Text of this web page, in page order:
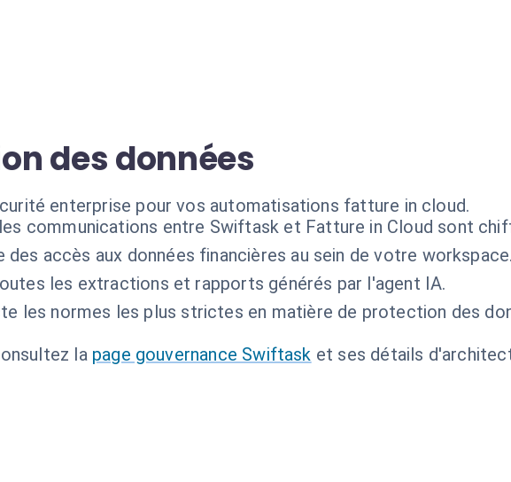
des données
enterprise pour vos automatisations fatture in cloud.
communications entre Swiftask et Fatture in Cloud sont
des accès aux données financières au sein de votre
les extractions et rapports générés par l'agent IA.
les normes les plus strictes en matière de protection des
la page gouvernance Swiftask et ses détails